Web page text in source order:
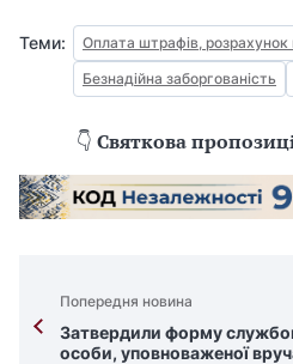
Теми:
Оплата штрафів, розрахунок
Безнадійна заборгованість
👇 Святкова
Попередня новина
Затвердили форму
особи, уповноваженої